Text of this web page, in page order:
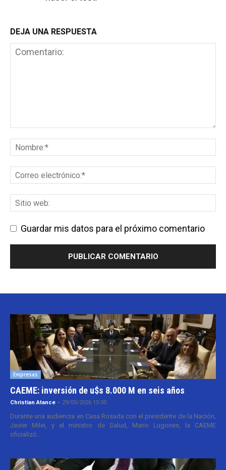
DEJA UNA RESPUESTA
Guardar mis datos para el próximo comentario
Empresas
CAEME: inversión de u$s 8.000 M en seis años
Christian Atance - 29/05/2026 15:00
Durante una audiencia en Casa Rosada con el presidente de la Nación,
Javier Milei, y el ministro de Salud, Mario Lugones, la CAEME
oficializó...